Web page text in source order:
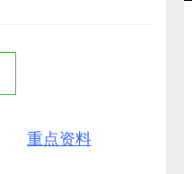
重点资料